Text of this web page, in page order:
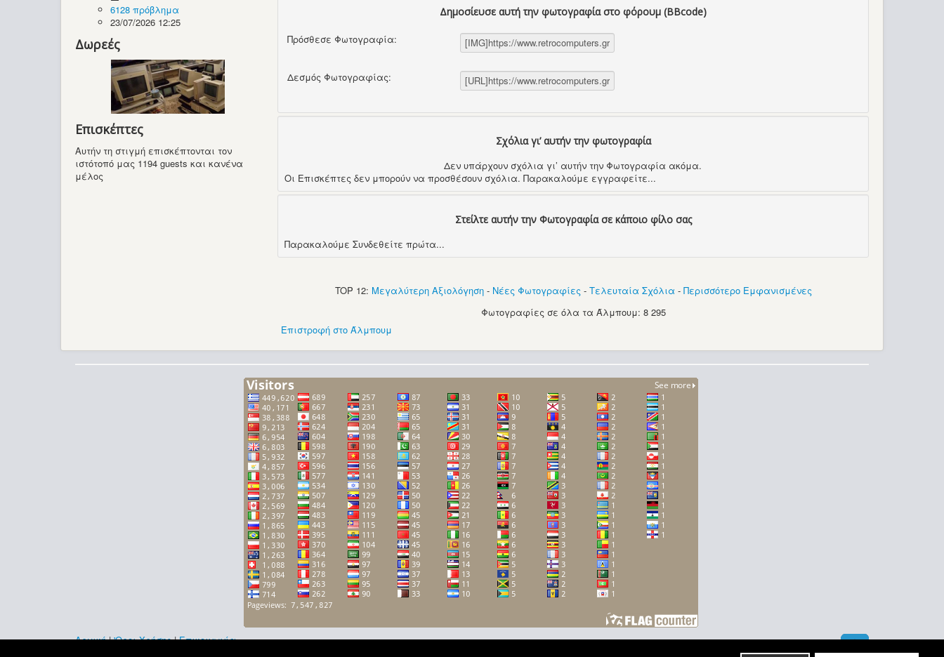
6128 πρόβλημα
23/07/2026 12:25
Δωρεές
Επισκέπτες
Αυτήν τη στιγμή επισκέπτονται τον
ιστότοπό μας 1194 guests και κανένα
μέλος
Δημοσίευσε αυτή την φωτογραφία στο φόρουμ (BBcode)
Πρόσθεσε Φωτογραφία:
Δεσμός Φωτογραφίας:
Σχόλια γι’ αυτήν την φωτογραφία
Δεν υπάρχουν σχόλια γι’ αυτήν την Φωτογραφία ακόμα.
Οι Επισκέπτες δεν μπορούν να προσθέσουν σχόλια. Παρακαλούμε εγγραφείτε...
Στείλτε αυτήν την Φωτογραφία σε κάποιο φίλο σας
Παρακαλούμε Συνδεθείτε πρώτα...
TOP 12: Μεγαλύτερη Αξιολόγηση- Νέες Φωτογραφίες - Τελευταία Σχόλια - Περισσότερο Εμφανισμένες
Φωτογραφίες σε όλα τα Άλμπουμ: 8 295
Επιστροφή στο Άλμπουμ
Αρχική|'Οροι Χρήσης|Επικοινωνία